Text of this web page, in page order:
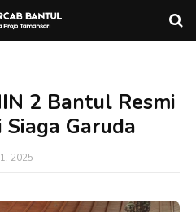
2 Bantul Resmi
Garuda
2025